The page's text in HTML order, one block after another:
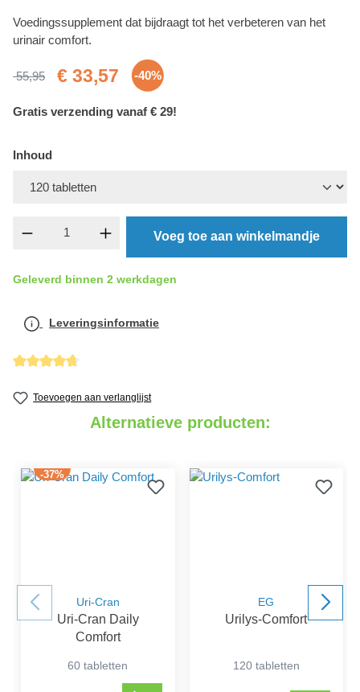
Voedingssupplement dat bijdraagt tot het verbeteren van het
urinair comfort.
55,95 € 33,57 -40%
Gratis verzending vanaf € 29!
Inhoud
component.product.quantitySelect.legend
Voeg toe aan winkelmandje
Geleverd binnen 2 werkdagen
Leveringsinformatie
Toevoegen aan verlanglijst
Alternatieve producten:
-37%
Uri-Cran
Uri-Cran Daily
Comfort
60 tabletten
EG
Urilys-Comfort
120 tabletten